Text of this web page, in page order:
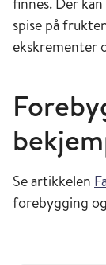
spise på
ekskrementer
Se artikkelen
forebygging